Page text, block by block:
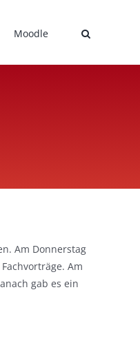
Moodle
Am Donnerstag
Am
gab es ein